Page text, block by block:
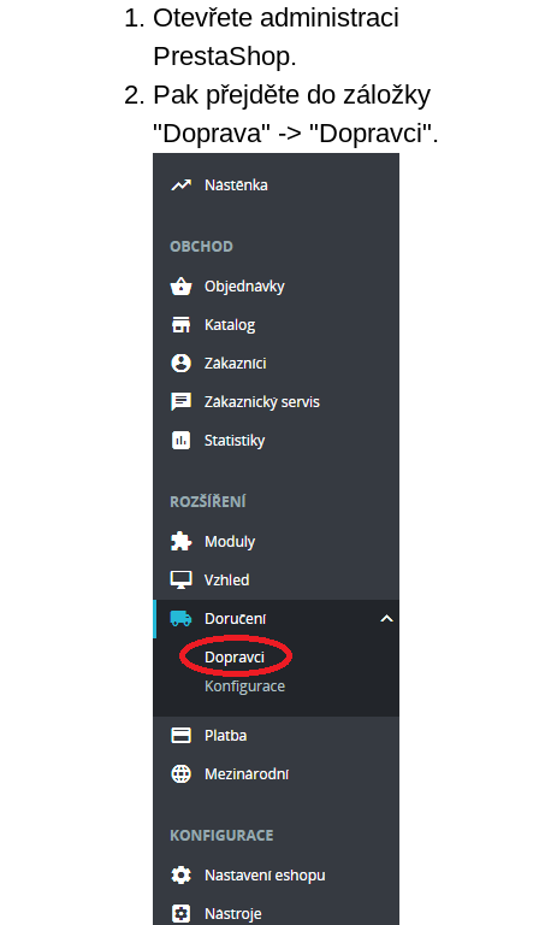
Otevřete administraci
PrestaShop.
Pak přejděte do záložky
"Doprava" -> "Dopravci".